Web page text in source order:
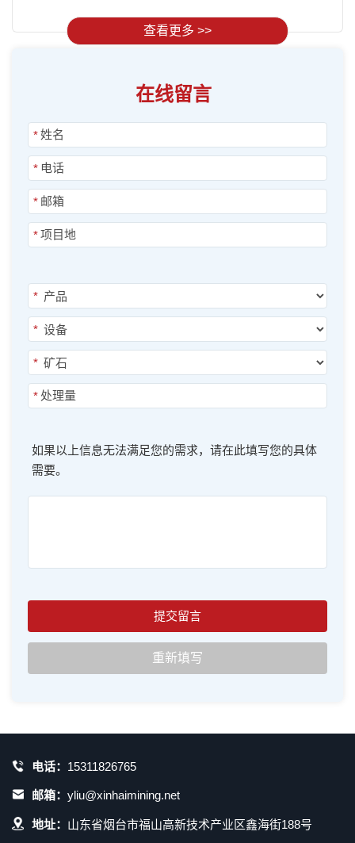
查看更多 >>
在线留言
*
*
*
*
*
*
*
*
如果以上信息无法满足您的需求，请在此填写您的具体
需要。
电话： 15311826765
邮箱： yliu@xinhaimining.net
地址： 山东省烟台市福山高新技术产业区鑫海街188号